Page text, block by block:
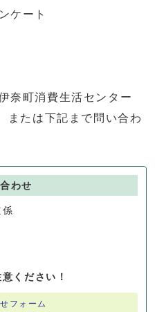
ケート
奈町消費生活センター
または下記まで問い合わ
わせ
係
ください！
フォーム